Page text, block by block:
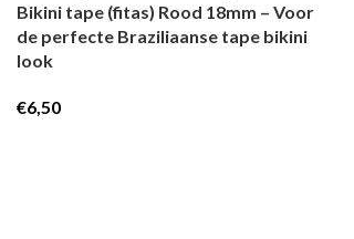
Bikini tape (fitas) Rood 18mm – Voor
de perfecte Braziliaanse tape bikini
look
€6,50